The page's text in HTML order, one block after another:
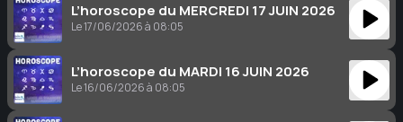
L’horoscope du MERCREDI 17 JUIN 2026
Le 17/06/2026 à 08:05
L’horoscope du MARDI 16 JUIN 2026
Le 16/06/2026 à 08:05